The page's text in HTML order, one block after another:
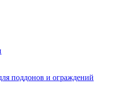
поддонов и ограждений